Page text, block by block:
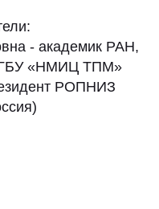
- академик РАН,
«НМИЦ ТПМ»
РОПНИЗ